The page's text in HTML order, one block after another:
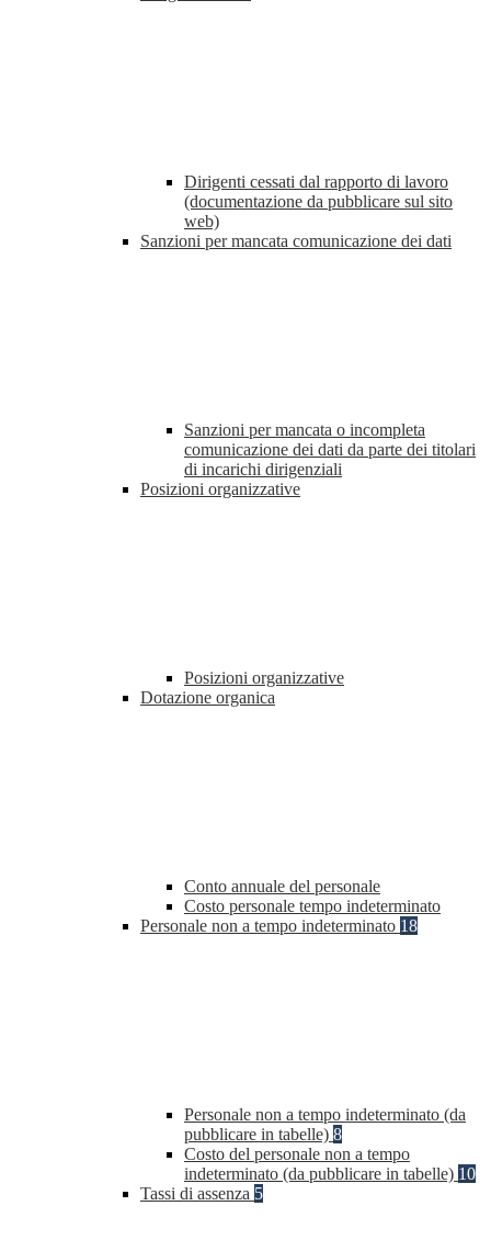
Dirigenti cessati dal rapporto di lavoro
(documentazione da pubblicare sul sito
web)
Sanzioni per mancata comunicazione dei dati
Sanzioni per mancata o incompleta
comunicazione dei dati da parte dei titolari
di incarichi dirigenziali
Posizioni organizzative
Posizioni organizzative
Dotazione organica
Conto annuale del personale
Costo personale tempo indeterminato
Personale non a tempo indeterminato 18
Personale non a tempo indeterminato (da
pubblicare in tabelle) 8
Costo del personale non a tempo
indeterminato (da pubblicare in tabelle) 10
Tassi di assenza 5